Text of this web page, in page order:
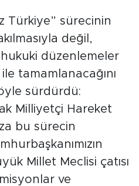
Türkiye” sürecinin
değil,
düzenlemeler
tamamlanacağını
sürdürdü:
Milliyetçi Hareket
bu sürecin
Millet Meclisi çatısı
ve